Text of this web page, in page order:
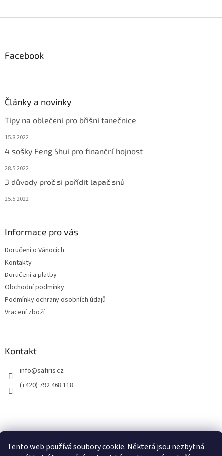
Tento web používá soubory cookie. Některá jsou nezbytná
p
Facebook
Články a novinky
Tipy na oblečení pro břišní tanečnice
15.8.2022
4 sošky Feng Shui pro finanční hojnost
28.5.2022
3 důvody proč si pořídit lapač snů
25.5.2022
Informace pro vás
Doručení o Vánocích
Kontakty
Doručení a platby
Obchodní podmínky
Podmínky ochrany osobních údajů
Vracení zboží
Kontakt
info@safiris.cz
(+420) 792 468 118